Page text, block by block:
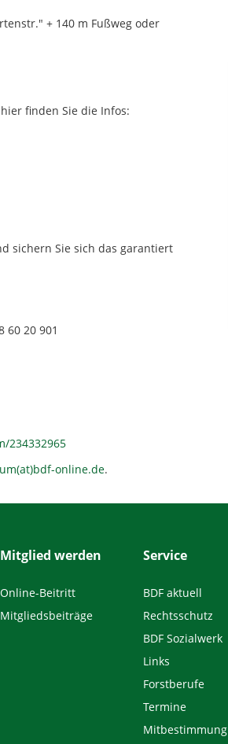
+ 140 m Fußweg oder
finden Sie die Infos:
sichern Sie sich das garantiert
60 20 901
234332965
online.de.
Mitglied werden
Online-Beitritt
Mitgliedsbeiträge
Service
BDF aktuell
Rechtsschutz
BDF Sozialwerk
Links
Forstberufe
Termine
Mitbestimmung